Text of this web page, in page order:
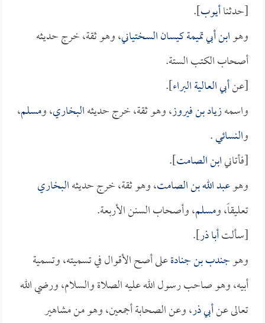
[حدثناأيوب].
وهوابن أبي تميمة كيسان السختياني، وهو ثقة، خرج حديثه
أصحاب الكتب الستة.
[عنأبي العالية البراء].
واسمهزياد بن فيروز، وهو ثقة، خرج حديثهالبخاري، ومسلم،
والنسائي.
[فأتانيابن الصامت].
وهوعبد الله بن الصامت، وهو ثقة، خرج حديثهالبخاري
تعليقاً، ومسلم، وأصحاب السنن الأربعة.
[سألتأبا ذر].
وهوجندب بن جنادةعلى أصح الأقوال في تسميته، وتسمية
أبيه، وهو صاحب رسول الله عليه الصلاة والسلام، ورضي الله
تعالى عنأبي ذر، وعن الصحابة أجمعين، وهو من مشاهير